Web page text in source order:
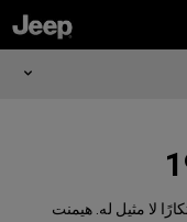
لا مثيل له. هيمنت